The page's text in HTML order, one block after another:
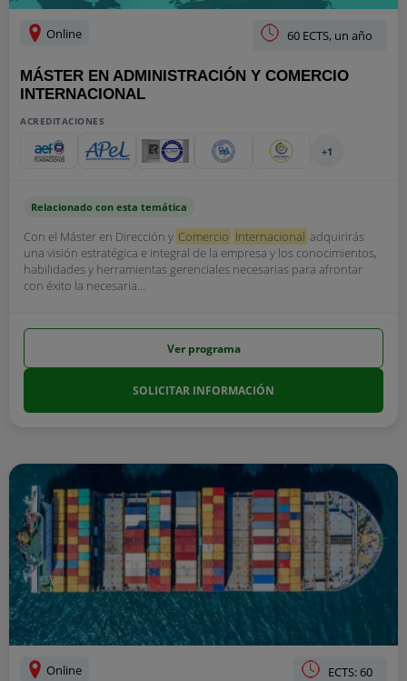
Online 60 ECTS, un año
MÁSTER EN ADMINISTRACIÓN Y COMERCIO
INTERNACIONAL
ACREDITACIONES
+1
Relacionado con esta temática
Con el Máster en Dirección y Comercio Internacional adquirirás
una visión estratégica e integral de la empresa y los conocimientos,
habilidades y herramientas gerenciales necesarias para afrontar
con éxito la necesaria...
Ver programa
SOLICITAR INFORMACIÓN
Online ECTS: 60